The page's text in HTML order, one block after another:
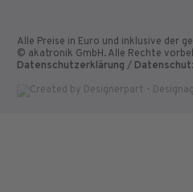
Alle Preise in Euro und inklusive der
© akatronik GmbH. Alle Rechte
Datenschutzerklärung /